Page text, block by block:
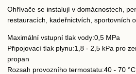
Ohřívače se instalují v domácnostech,
restauracích, kadeřnictvích, sportovních
Maximální vstupní tlak vody:0,5 MPa
Připojovací tlak plynu:1,8 - 2,5 kPa pro
propan
Rozsah provozního termostatu:40 - 70 °C